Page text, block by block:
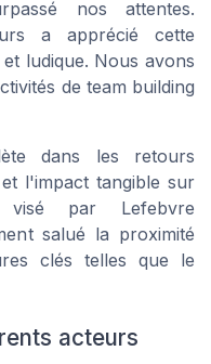
nos attentes.
a apprécié cette
ludique. Nous avons
de team building
dans les retours
l'impact tangible sur
par Lefebvre
salué la proximité
clés telles que le
acteurs